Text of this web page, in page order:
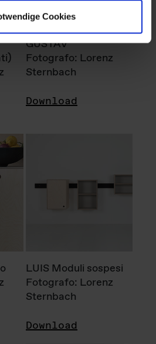
Cookies
GUSTAV
Fotografo: Lorenz
Sternbach
Download
LUIS Moduli sospesi
Fotografo: Lorenz
Sternbach
Download